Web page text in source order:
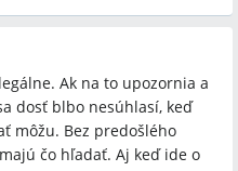
Ak na to upozornia a
dosť blbo nesúhlasí, keď
môžu. Bez predošlého
čo hľadať. Aj keď ide o